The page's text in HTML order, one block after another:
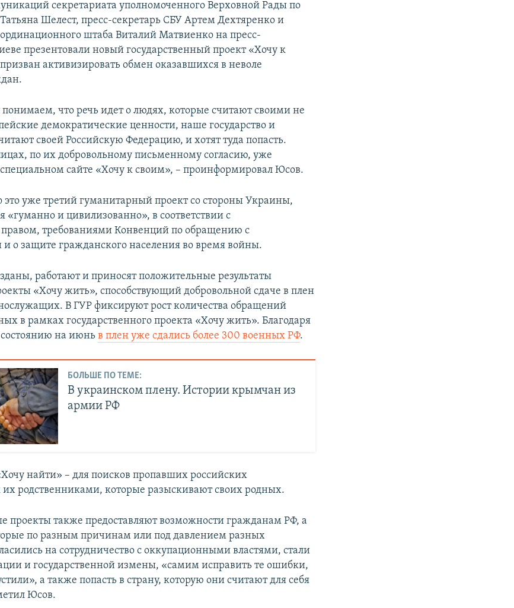
секретариата уполномоченного Верховной Рады по
Шелест, пресс-секретарь СБУ Артем Дехтяренко и
штаба Виталий Матвиенко на пресс-
презентовали новый государственный проект «Хочу к
активизировать обмен оказавшихся в неволе
что речь идет о людях, которые считают своими не
демократические ценности, наше государство и
своей Российскую Федерацию, и хотят туда попасть.
по их добровольному письменному согласию, уже
сайте «Хочу к своим», – проинформировал Юсов.
уже третий гуманитарный проект со стороны Украины,
«гуманно и цивилизованно», в соответствии с
требованиями Конвенций по обращению с
о защите гражданского населения во время войны.
работают и приносят положительные результаты
«Хочу жить», способствующий добровольной сдаче в плен
В ГУР фиксируют рост количества обращений
в рамках государственного проекта «Хочу жить». Благодаря
состоянию на июньв плен уже сдались более 300 военных РФ.
БОЛЬШЕ ПО ТЕМЕ:
В украинском плену. Истории крымчан из
армии РФ
найти» – для поисков пропавших российских
родственниками, которые разыскивают своих родных.
проекты также предоставляют возможности гражданам РФ, а
по разным причинам или под давлением разных
на сотрудничество с оккупационными властями, стали
и государственной измены, «самим исправить те ошибки,
а также попасть в страну, которую они считают для себя
Юсов.